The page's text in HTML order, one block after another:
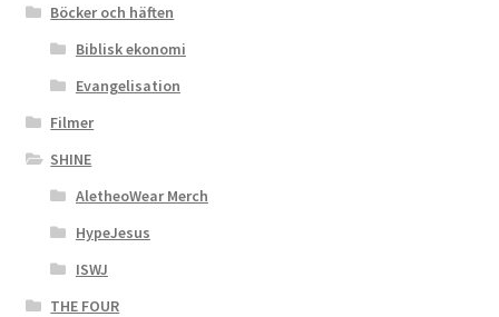
Böcker och häften
Biblisk ekonomi
Evangelisation
Filmer
SHINE
AletheoWear Merch
HypeJesus
ISWJ
THE FOUR